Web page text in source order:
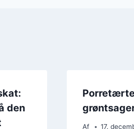
den
Af 17.